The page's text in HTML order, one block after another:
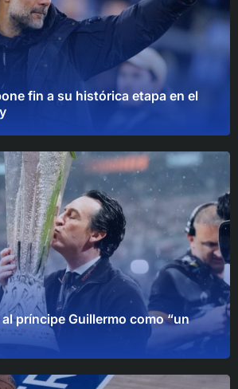
fin a su histórica etapa en el
príncipe Guillermo como “un